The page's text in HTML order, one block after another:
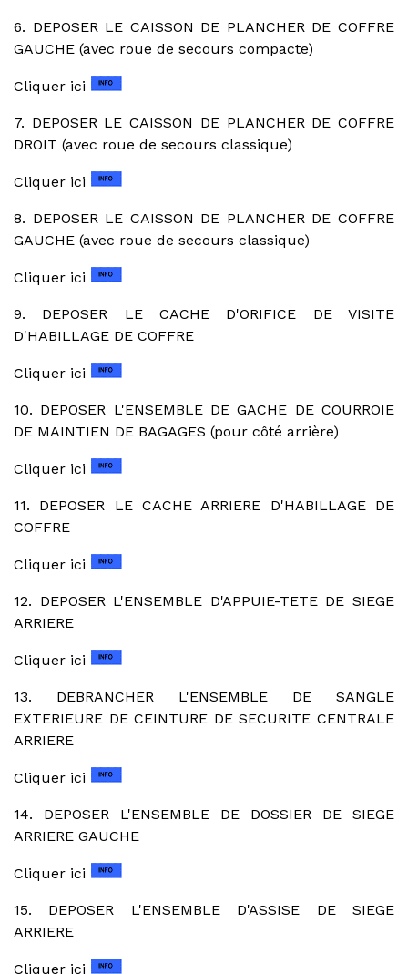
6. DEPOSER LE CAISSON DE PLANCHER DE COFFRE
GAUCHE (avec roue de secours compacte)
Cliquer ici
7. DEPOSER LE CAISSON DE PLANCHER DE COFFRE
DROIT (avec roue de secours classique)
Cliquer ici
8. DEPOSER LE CAISSON DE PLANCHER DE COFFRE
GAUCHE (avec roue de secours classique)
Cliquer ici
9. DEPOSER LE CACHE D'ORIFICE DE VISITE
D'HABILLAGE DE COFFRE
Cliquer ici
10. DEPOSER L'ENSEMBLE DE GACHE DE COURROIE
DE MAINTIEN DE BAGAGES (pour côté arrière)
Cliquer ici
11. DEPOSER LE CACHE ARRIERE D'HABILLAGE DE
COFFRE
Cliquer ici
12. DEPOSER L'ENSEMBLE D'APPUIE-TETE DE SIEGE
ARRIERE
Cliquer ici
13. DEBRANCHER L'ENSEMBLE DE SANGLE
EXTERIEURE DE CEINTURE DE SECURITE CENTRALE
ARRIERE
Cliquer ici
14. DEPOSER L'ENSEMBLE DE DOSSIER DE SIEGE
ARRIERE GAUCHE
Cliquer ici
15. DEPOSER L'ENSEMBLE D'ASSISE DE SIEGE
ARRIERE
Cliquer ici